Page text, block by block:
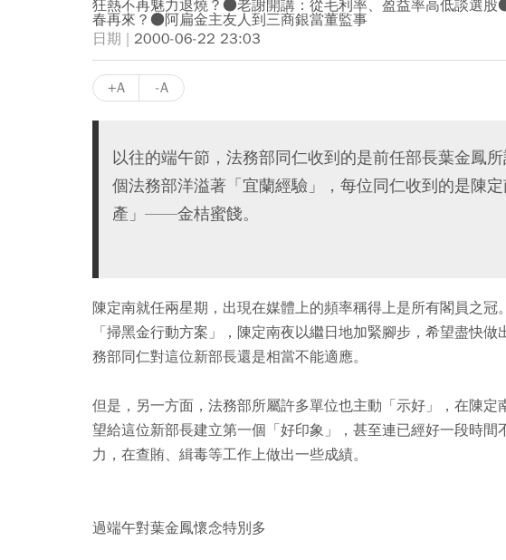
狂熱不再魅力退燒？●老謝開講：從毛利率、盈益率高低談選股
春再來？●阿扁金主友人到三商銀當董監事
2000-06-22 23:03
+A -A
以往的端午節，法務部同仁收到的是前任部長葉金鳳
個法務部洋溢著「宜蘭經驗」，每位同仁收到的是陳
產」——金桔蜜餞。
陳定南就任兩星期，出現在媒體上的頻率稱得上是所有閣員之
「掃黑金行動方案」，陳定南夜以繼日地加緊腳步，希望盡快
務部同仁對這位新部長還是相當不能適應。
但是，另一方面，法務部所屬許多單位也主動「示好」，在陳
望給這位新部長建立第一個「好印象」，甚至連已經好一段時
力，在查賄、緝毒等工作上做出一些成績。
過端午對葉金鳳懷念特別多